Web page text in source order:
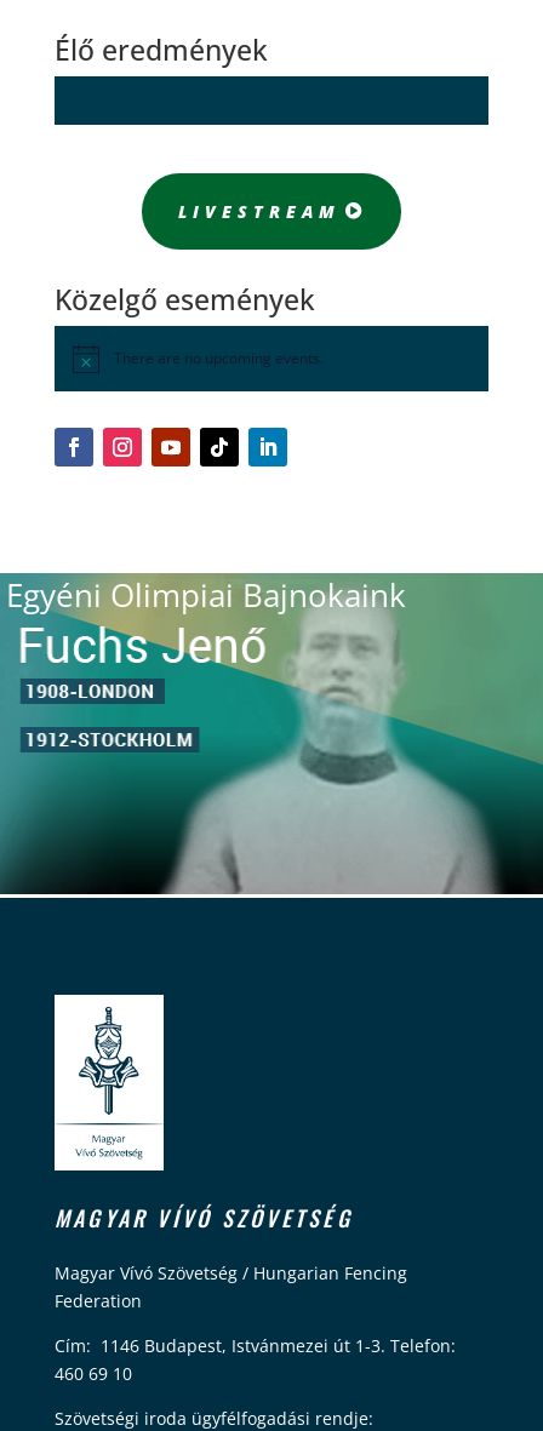
Élő eredmények
LIVESTREAM
Közelgő események
There are no upcoming events.
Egyéni Olimpiai Bajnokaink
MAGYAR VÍVÓ SZÖVETSÉG
Magyar Vívó Szövetség / Hungarian Fencing
Federation
Cím: 1146 Budapest, Istvánmezei út 1-3. Telefon:
460 69 10
Szövetségi iroda ügyfélfogadási rendje: